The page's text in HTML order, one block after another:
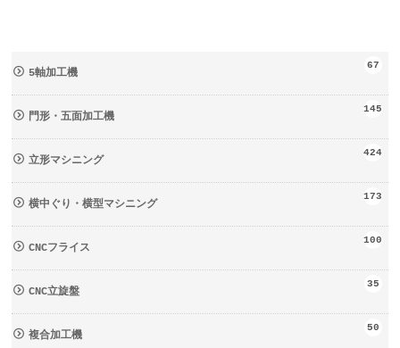
5軸加工機
67
門形・五面加工機
145
立形マシニング
424
横中ぐり・横型マシニング
173
CNCフライス
100
CNC立旋盤
35
複合加工機
50